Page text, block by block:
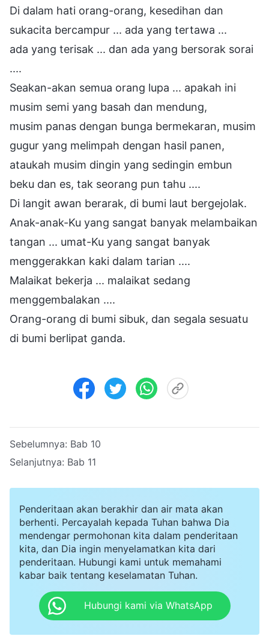
Di dalam hati orang-orang, kesedihan dan
sukacita bercampur ... ada yang tertawa ...
ada yang terisak ... dan ada yang bersorak sorai
....
Seakan-akan semua orang lupa ... apakah ini
musim semi yang basah dan mendung,
musim panas dengan bunga bermekaran, musim
gugur yang melimpah dengan hasil panen,
ataukah musim dingin yang sedingin embun
beku dan es, tak seorang pun tahu ....
Di langit awan berarak, di bumi laut bergejolak.
Anak-anak-Ku yang sangat banyak melambaikan
tangan ... umat-Ku yang sangat banyak
menggerakkan kaki dalam tarian ....
Malaikat bekerja ... malaikat sedang
menggembalakan ....
Orang-orang di bumi sibuk, dan segala sesuatu
di bumi berlipat ganda.
Sebelumnya: Bab 10
Selanjutnya: Bab 11
Penderitaan akan berakhir dan air mata akan
berhenti. Percayalah kepada Tuhan bahwa Dia
mendengar permohonan kita dalam penderitaan
kita, dan Dia ingin menyelamatkan kita dari
penderitaan. Hubungi kami untuk memahami
kabar baik tentang keselamatan Tuhan.
Hubungi kami via WhatsApp